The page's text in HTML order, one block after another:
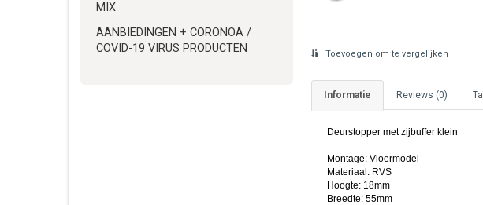
MIX
AANBIEDINGEN + CORONOA /
COVID-19 VIRUS PRODUCTEN
Toevoegen om te vergelijken
Informatie Reviews (0)
Deurstopper met zijbuffer klein
Montage: Vloermodel
Materiaal: RVS
Hoogte: 18mm
Breedte: 55mm